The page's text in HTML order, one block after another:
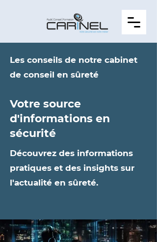
Les conseils de notre cabinet
de conseil en sûreté
Votre source
d'informations en
sécurité
Découvrez des informations
pratiques et des insights sur
l'actualité en sûreté.